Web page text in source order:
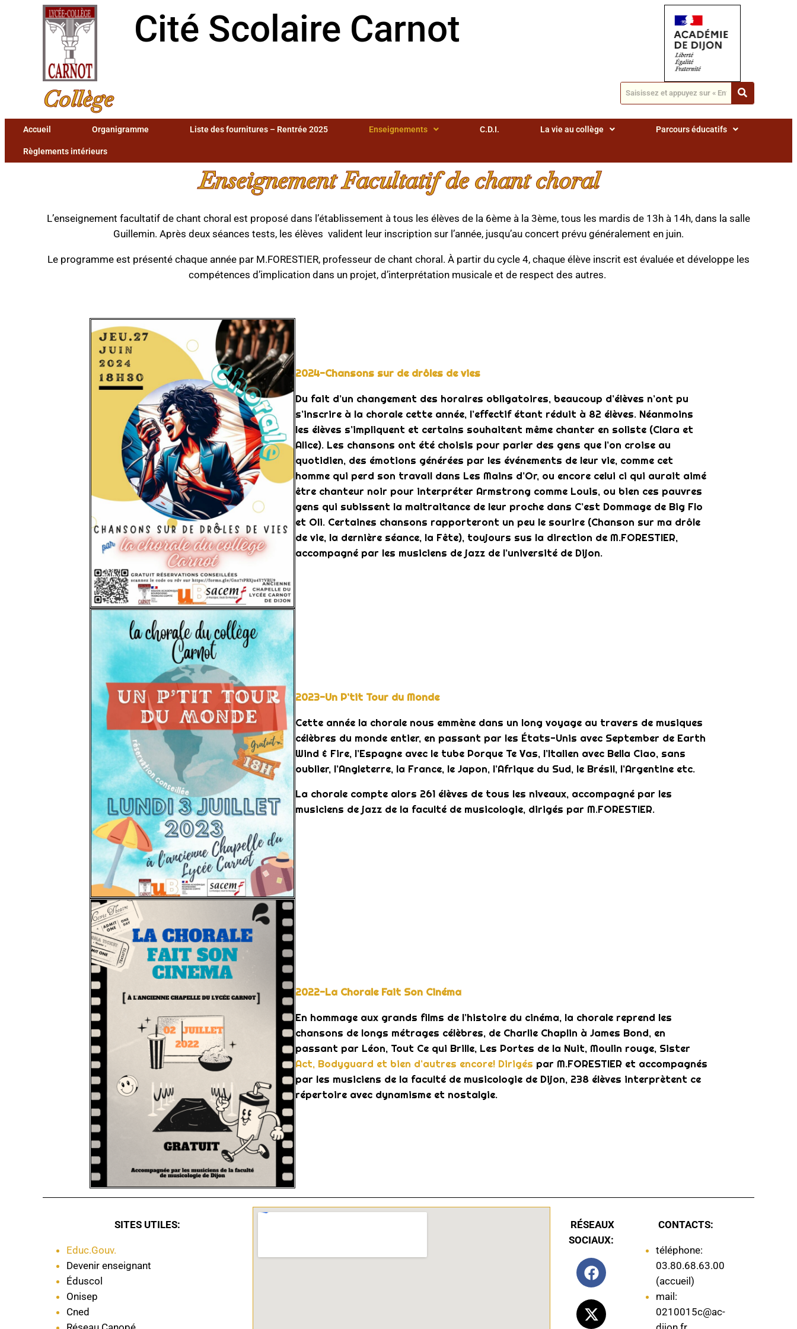
Cité Scolaire Carnot
Collège
Accueil Organigramme Liste des fournitures – Rentrée 2025 Enseignements C.D.I. La vie au collège Parcours éducatifs
Règlements intérieurs
Enseignement Facultatif de chant choral
L’enseignement facultatif de chant choral est proposé dans l’établissement à tous les élèves de la 6ème à la 3ème, tous les mardis de 13h à 14h, dans la salle
Guillemin. Après deux séances tests, les élèves valident leur inscription sur l’année, jusqu’au concert prévu généralement en juin.
Le programme est présenté chaque année par M.FORESTIER, professeur de chant choral. À partir du cycle 4, chaque élève inscrit est évaluée et développe les
compétences d’implication dans un projet, d’interprétation musicale et de respect des autres.
2024-Chansons sur de drôles de vies
Du fait d’un changement des horaires obligatoires, beaucoup d’élèves n’ont pu
s’inscrire à la chorale cette année, l’effectif étant réduit à 82 élèves. Néanmoins
les élèves s’impliquent et certains souhaitent même chanter en soliste (Clara et
Alice). Les chansons ont été choisis pour parler des gens que l’on croise au
quotidien, des émotions générées par les événements de leur vie, comme cet
homme qui perd son travail dans Les Mains d’Or, ou encore celui ci qui aurait aimé
être chanteur noir pour interpréter Armstrong comme Louis, ou bien ces pauvres
gens qui subissent la maltraitance de leur proche dans C’est Dommage de Big Flo
et Oli. Certaines chansons rapporteront un peu le sourire (Chanson sur ma drôle
de vie, la dernière séance, la Fête), toujours sus la direction de M.FORESTIER,
accompagné par les musiciens de jazz de l’université de Dijon.
2023-Un P’tit Tour du Monde
Cette année la chorale nous emmène dans un long voyage au travers de musiques
célèbres du monde entier, en passant par les États-Unis avec September de Earth
Wind & Fire, l’Espagne avec le tube Porque Te Vas, l’Italien avec Bella Ciao, sans
oublier, l’Angleterre, la France, le Japon, l’Afrique du Sud, le Brésil, l’Argentine etc.
La chorale compte alors 261 élèves de tous les niveaux, accompagné par les
musiciens de jazz de la faculté de musicologie, dirigés par M.FORESTIER.
2022-La Chorale Fait Son Cinéma
En hommage aux grands films de l’histoire du cinéma, la chorale reprend les
chansons de longs métrages célèbres, de Charlie Chaplin à James Bond, en
passant par Léon, Tout Ce qui Brille, Les Portes de la Nuit, Moulin rouge, Sister
Act, Bodyguard et bien d’autres encore! Dirigés par M.FORESTIER et accompagnés
par les musiciens de la faculté de musicologie de Dijon, 238 élèves interprètent ce
répertoire avec dynamisme et nostalgie.
SITES UTILES:
Educ.Gouv.
Devenir enseignant
Éduscol
Onisep
Cned
RÉSEAUX
SOCIAUX:
CONTACTS:
téléphone:
03.80.68.63.00
(accueil)
mail:
0210015c@ac-